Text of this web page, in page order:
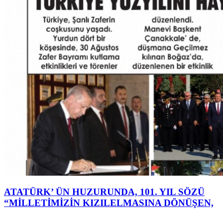
ATATÜRK’ ÜN HUZURUNDA, 101. YIL SÖZÜ
“MİLLETİMİZİN KIZILELMASINA DÖNÜŞEN,